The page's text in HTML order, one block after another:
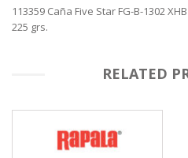
113359 Caña Five Star FG-B-1302
225 grs.
RELATED